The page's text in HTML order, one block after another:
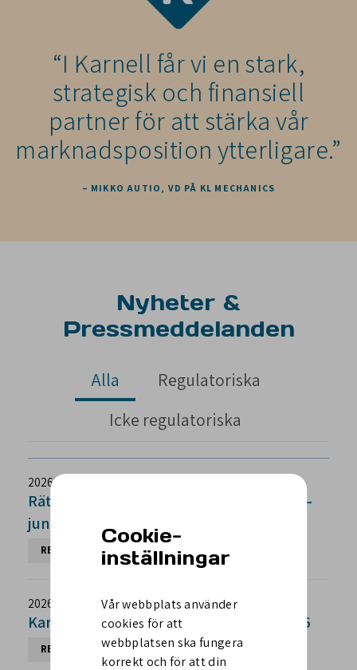
Cookie-
inställningar
Vår webbplats använder
cookies för att
webbplatsen ska fungera
korrekt och för att din
“I Karnell får vi en stark,
strategisk och finansiell
partner för att stärka vår
marknadsposition ytterligare.”
– MIKKO AUTIO, VD PÅ KL MECHANICS
Nyheter &
Pressmeddelanden
Alla
Regulatoriska
Icke regulatoriska
2026-07-17 / 07:55
Rättelse: Karnell delårsrapport januari –
juni 2026
REGULATORISK MAR
2026-07-17 / 07:00
Karnell delårsrapport januari – juni 2026
REGULATORISK MAR